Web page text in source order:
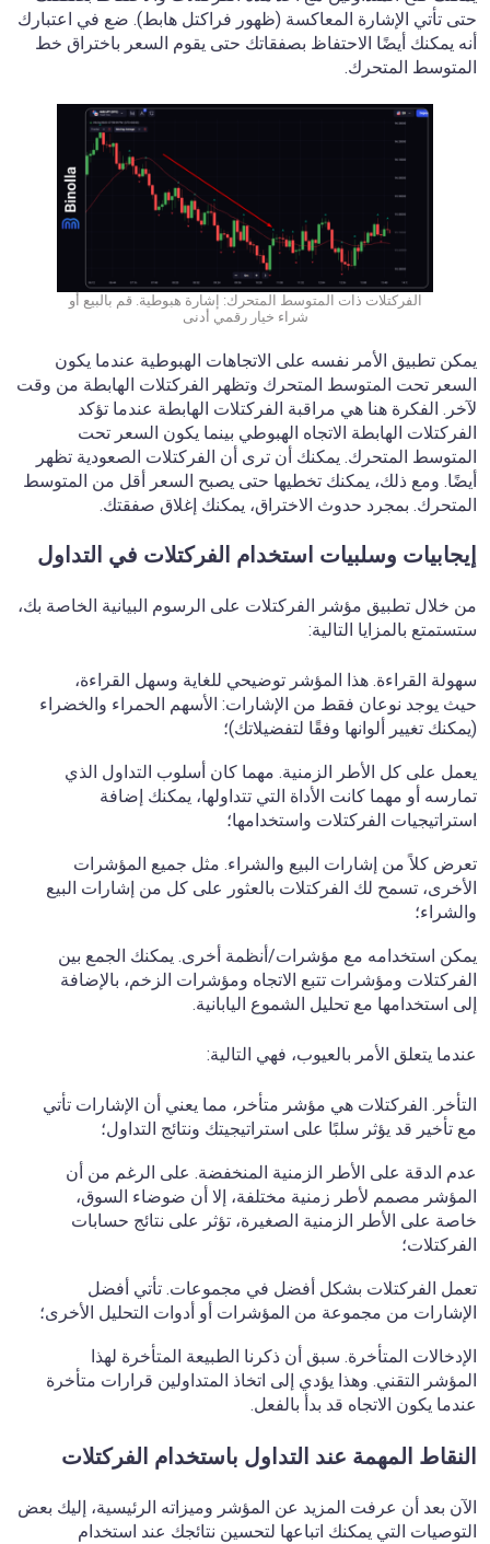
حتى تأتي الإشارة المعاكسة (ظهور فراكتل هابط). ضع في اعتبارك
أنه يمكنك أيضًا الاحتفاظ بصفقاتك حتى يقوم السعر باختراق خط
المتوسط المتحرك.
الفركتلات ذات المتوسط المتحرك: إشارة هبوطية. قم بالبيع أو
شراء خيار رقمي أدنى
يمكن تطبيق الأمر نفسه على الاتجاهات الهبوطية عندما يكون
السعر تحت المتوسط المتحرك وتظهر الفركتلات الهابطة من وقت
لآخر. الفكرة هنا هي مراقبة الفركتلات الهابطة عندما تؤكد
الفركتلات الهابطة الاتجاه الهبوطي بينما يكون السعر تحت
المتوسط المتحرك. يمكنك أن ترى أن الفركتلات الصعودية تظهر
أيضًا. ومع ذلك، يمكنك تخطيها حتى يصبح السعر أقل من المتوسط
المتحرك. بمجرد حدوث الاختراق، يمكنك إغلاق صفقتك.
إيجابيات وسلبيات استخدام الفركتلات في التداول
من خلال تطبيق مؤشر الفركتلات على الرسوم البيانية الخاصة بك،
ستستمتع بالمزايا التالية:
سهولة القراءة. هذا المؤشر توضيحي للغاية وسهل القراءة،
حيث يوجد نوعان فقط من الإشارات: الأسهم الحمراء والخضراء
(يمكنك تغيير ألوانها وفقًا لتفضيلاتك)؛
يعمل على كل الأطر الزمنية. مهما كان أسلوب التداول الذي
تمارسه أو مهما كانت الأداة التي تتداولها، يمكنك إضافة
استراتيجيات الفركتلات واستخدامها؛
تعرض كلاً من إشارات البيع والشراء. مثل جميع المؤشرات
الأخرى، تسمح لك الفركتلات بالعثور على كل من إشارات البيع
والشراء؛
يمكن استخدامه مع مؤشرات/أنظمة أخرى. يمكنك الجمع بين
الفركتلات ومؤشرات تتبع الاتجاه ومؤشرات الزخم، بالإضافة
إلى استخدامها مع تحليل الشموع اليابانية.
عندما يتعلق الأمر بالعيوب، فهي التالية:
التأخر. الفركتلات هي مؤشر متأخر، مما يعني أن الإشارات تأتي
مع تأخير قد يؤثر سلبًا على استراتيجيتك ونتائج التداول؛
عدم الدقة على الأطر الزمنية المنخفضة. على الرغم من أن
المؤشر مصمم لأطر زمنية مختلفة، إلا أن ضوضاء السوق،
خاصة على الأطر الزمنية الصغيرة، تؤثر على نتائج حسابات
الفركتلات؛
تعمل الفركتلات بشكل أفضل في مجموعات. تأتي أفضل
الإشارات من مجموعة من المؤشرات أو أدوات التحليل الأخرى؛
الإدخالات المتأخرة. سبق أن ذكرنا الطبيعة المتأخرة لهذا
المؤشر التقني. وهذا يؤدي إلى اتخاذ المتداولين قرارات متأخرة
عندما يكون الاتجاه قد بدأ بالفعل.
النقاط المهمة عند التداول باستخدام الفركتلات
الآن بعد أن عرفت المزيد عن المؤشر وميزاته الرئيسية، إليك بعض
التوصيات التي يمكنك اتباعها لتحسين نتائجك عند استخدام